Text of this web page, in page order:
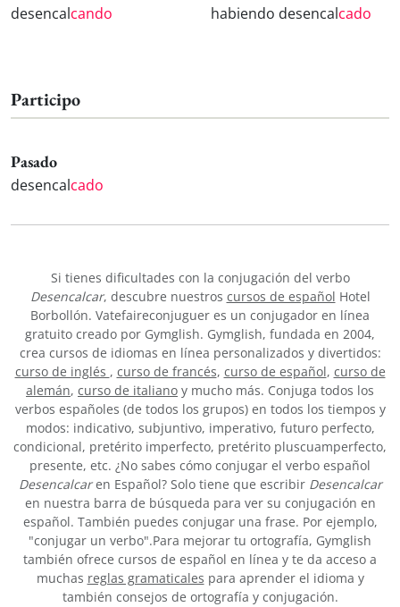
desencalcando habiendo desencalcado
Participo
Pasado
desencalcado
Si tienes dificultades con la conjugación del verbo
Desencalcar, descubre nuestros cursos de español Hotel
Borbollón. Vatefaireconjuguer es un conjugador en línea
gratuito creado por Gymglish. Gymglish, fundada en 2004,
crea cursos de idiomas en línea personalizados y divertidos:
curso de inglés , curso de francés, curso de español, curso de
alemán, curso de italiano y mucho más. Conjuga todos los
verbos españoles (de todos los grupos) en todos los tiempos y
modos: indicativo, subjuntivo, imperativo, futuro perfecto,
condicional, pretérito imperfecto, pretérito pluscuamperfecto,
presente, etc. ¿No sabes cómo conjugar el verbo español
Desencalcaren Español? Solo tiene que escribir Desencalcar
en nuestra barra de búsqueda para ver su conjugación en
español. También puedes conjugar una frase. Por ejemplo,
"conjugar un verbo".Para mejorar tu ortografía, Gymglish
también ofrece cursos de español en línea y te da acceso a
muchas reglas gramaticales para aprender el idioma y
también consejos de ortografía y conjugación.